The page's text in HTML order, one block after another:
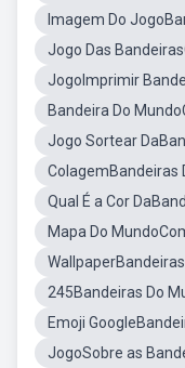
Imagem Do
Jogo Das
JogoImprimir
Bandeira Do
Jogo Sortear
ColagemBandeiras
Qual É a Cor
Mapa Do
245Bandeiras Do
Emoji
JogoSobre as